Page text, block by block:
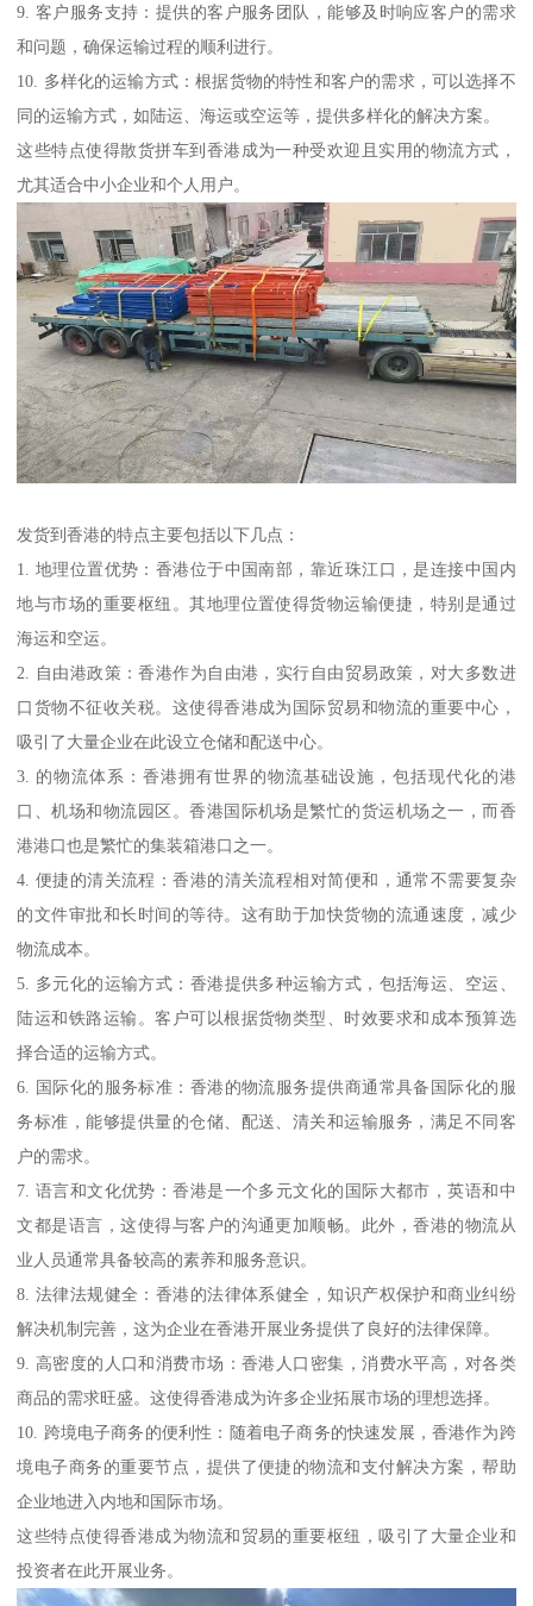
9. 客户服务支持：提供的客户服务团队，能够及时响应客户的需求
和问题，确保运输过程的顺利进行。
10. 多样化的运输方式：根据货物的特性和客户的需求，可以选择不
同的运输方式，如陆运、海运或空运等，提供多样化的解决方案。
这些特点使得散货拼车到香港成为一种受欢迎且实用的物流方式，
尤其适合中小企业和个人用户。
发货到香港的特点主要包括以下几点：
1. 地理位置优势：香港位于中国南部，靠近珠江口，是连接中国内
地与市场的重要枢纽。其地理位置使得货物运输便捷，特别是通过
海运和空运。
2. 自由港政策：香港作为自由港，实行自由贸易政策，对大多数进
口货物不征收关税。这使得香港成为国际贸易和物流的重要中心，
吸引了大量企业在此设立仓储和配送中心。
3. 的物流体系：香港拥有世界的物流基础设施，包括现代化的港
口、机场和物流园区。香港国际机场是繁忙的货运机场之一，而香
港港口也是繁忙的集装箱港口之一。
4. 便捷的清关流程：香港的清关流程相对简便和，通常不需要复杂
的文件审批和长时间的等待。这有助于加快货物的流通速度，减少
物流成本。
5. 多元化的运输方式：香港提供多种运输方式，包括海运、空运、
陆运和铁路运输。客户可以根据货物类型、时效要求和成本预算选
择合适的运输方式。
6. 国际化的服务标准：香港的物流服务提供商通常具备国际化的服
务标准，能够提供量的仓储、配送、清关和运输服务，满足不同客
户的需求。
7. 语言和文化优势：香港是一个多元文化的国际大都市，英语和中
文都是语言，这使得与客户的沟通更加顺畅。此外，香港的物流从
业人员通常具备较高的素养和服务意识。
8. 法律法规健全：香港的法律体系健全，知识产权保护和商业纠纷
解决机制完善，这为企业在香港开展业务提供了良好的法律保障。
9. 高密度的人口和消费市场：香港人口密集，消费水平高，对各类
商品的需求旺盛。这使得香港成为许多企业拓展市场的理想选择。
10. 跨境电子商务的便利性：随着电子商务的快速发展，香港作为跨
境电子商务的重要节点，提供了便捷的物流和支付解决方案，帮助
企业地进入内地和国际市场。
这些特点使得香港成为物流和贸易的重要枢纽，吸引了大量企业和
投资者在此开展业务。